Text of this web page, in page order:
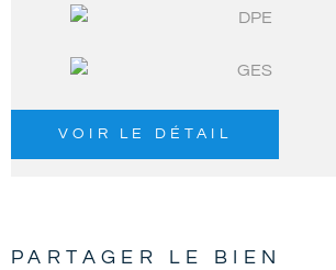
VOIR LE DÉTAIL
PARTAGER LE BIEN